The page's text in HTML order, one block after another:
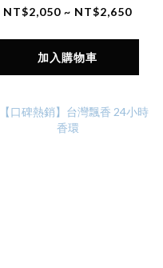
組 (已含客製題字費用)
NT$2,050 ~ NT$2,650
加入購物車